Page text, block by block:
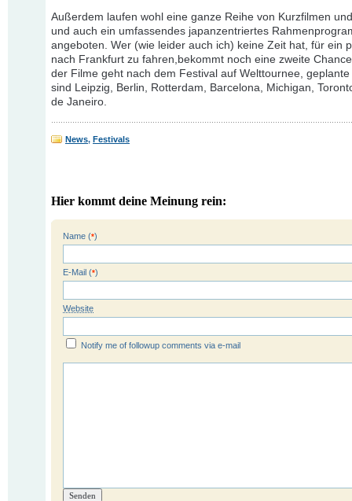
Außerdem laufen wohl eine ganze Reihe von Kurzfilmen
und auch ein umfassendes japanzentriertes
angeboten. Wer (wie leider auch ich) keine Zeit hat, für ein
nach Frankfurt zu fahren,bekommt noch eine zweite
der Filme geht nach dem Festival auf Welttournee,
sind Leipzig, Berlin, Rotterdam, Barcelona, Michigan,
de Janeiro.
News, Festivals
Hier kommt deine Meinung rein:
Name (*)
E-Mail (*)
Website
Notify me of followup comments via e-mail